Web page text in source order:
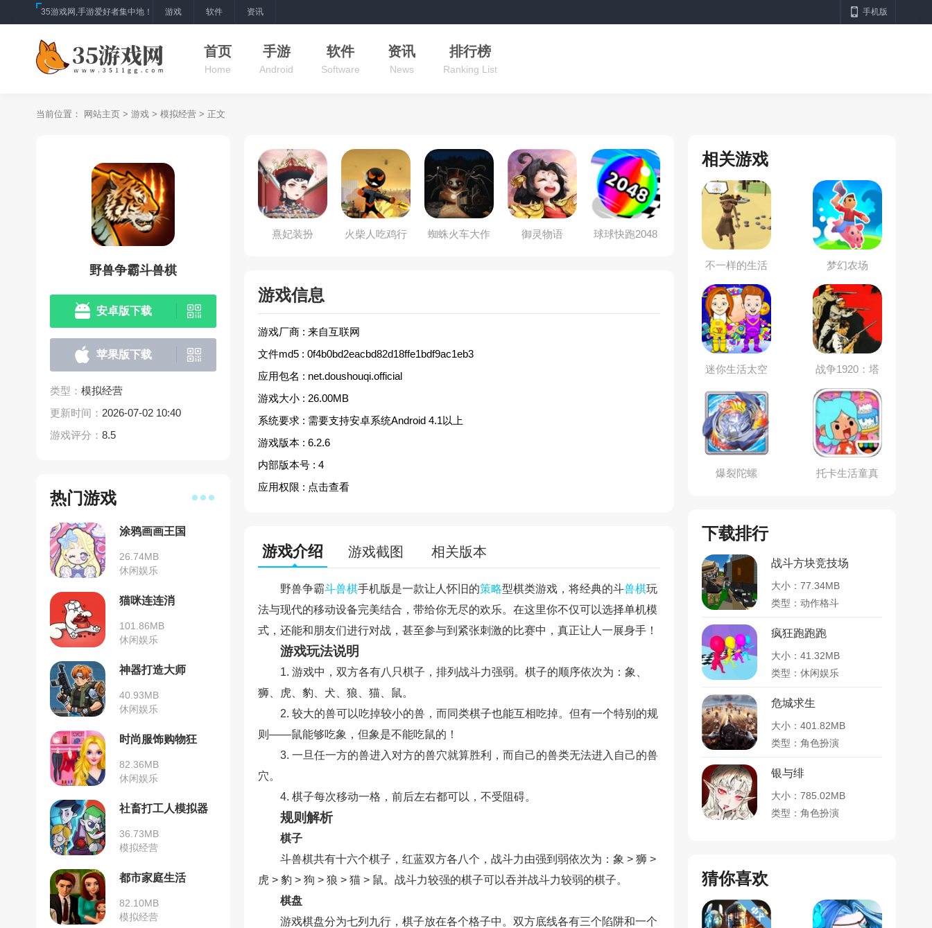
35游戏网,手游爱好者集中地！ 游戏 软件 资讯 手机版
首页
Home
手游
Android
软件
Software
资讯
News
排行榜
Ranking List
当前位置： 网站主页 > 游戏 > 模拟经营 > 正文
野兽争霸斗兽棋
安卓版下载
苹果版下载
类型： 模拟经营
更新时间： 2026-07-02 10:40
游戏评分： 8.5
热门游戏
涂鸦画画王国
26.74MB
休闲娱乐
猫咪连连消
101.86MB
休闲娱乐
神器打造大师
40.93MB
休闲娱乐
时尚服饰购物狂
82.36MB
休闲娱乐
社畜打工人模拟器
36.73MB
模拟经营
都市家庭生活
82.10MB
模拟经营
熹妃装扮
火柴人吃鸡行
蜘蛛火车大作
御灵物语 球球快跑2048
游戏信息
游戏厂商 : 来自互联网
文件md5 : 0f4b0bd2eacbd82d18ffe1bdf9ac1eb3
应用包名 : net.doushouqi.official
游戏大小 : 26.00MB
系统要求 : 需要支持安卓系统Android 4.1以上
游戏版本 : 6.2.6
内部版本号 : 4
应用权限 : 点击查看
游戏介绍 游戏截图 相关版本
野兽争霸斗兽棋手机版是一款让人怀旧的策略型棋类游戏，将经典的斗兽棋玩
法与现代的移动设备完美结合，带给你无尽的欢乐。在这里你不仅可以选择单机模
式，还能和朋友们进行对战，甚至参与到紧张刺激的比赛中，真正让人一展身手！
游戏玩法说明
1. 游戏中，双方各有八只棋子，排列战斗力强弱。棋子的顺序依次为：象、
狮、虎、豹、犬、狼、猫、鼠。
2. 较大的兽可以吃掉较小的兽，而同类棋子也能互相吃掉。但有一个特别的规
则——鼠能够吃象，但象是不能吃鼠的！
3. 一旦任一方的兽进入对方的兽穴就算胜利，而自己的兽类无法进入自己的兽
穴。
4. 棋子每次移动一格，前后左右都可以，不受阻碍。
规则解析
棋子
斗兽棋共有十六个棋子，红蓝双方各八个，战斗力由强到弱依次为：象 > 狮 >
虎 > 豹 > 狗 > 狼 > 猫 > 鼠。战斗力较强的棋子可以吞并战斗力较弱的棋子。
棋盘
游戏棋盘分为七列九行，棋子放在各个格子中。双方底线各有三个陷阱和一个
相关游戏
不一样的生活
物语
梦幻农场
迷你生活太空
战争1920：塔
防
爆裂陀螺
托卡生活童真
下载排行
战斗方块竞技场
大小：77.34MB
类型：动作格斗
疯狂跑跑跑
大小：41.32MB
类型：休闲娱乐
危城求生
大小：401.82MB
类型：角色扮演
银与绯
大小：785.02MB
类型：角色扮演
猜你喜欢